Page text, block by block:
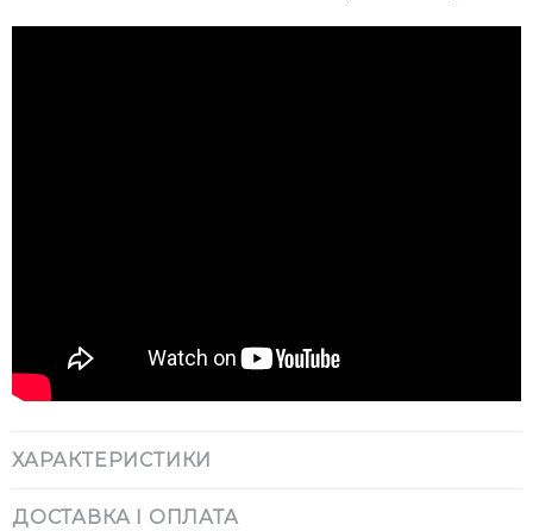
ХАРАКТЕРИСТИКИ
ДОСТАВКА І ОПЛАТА